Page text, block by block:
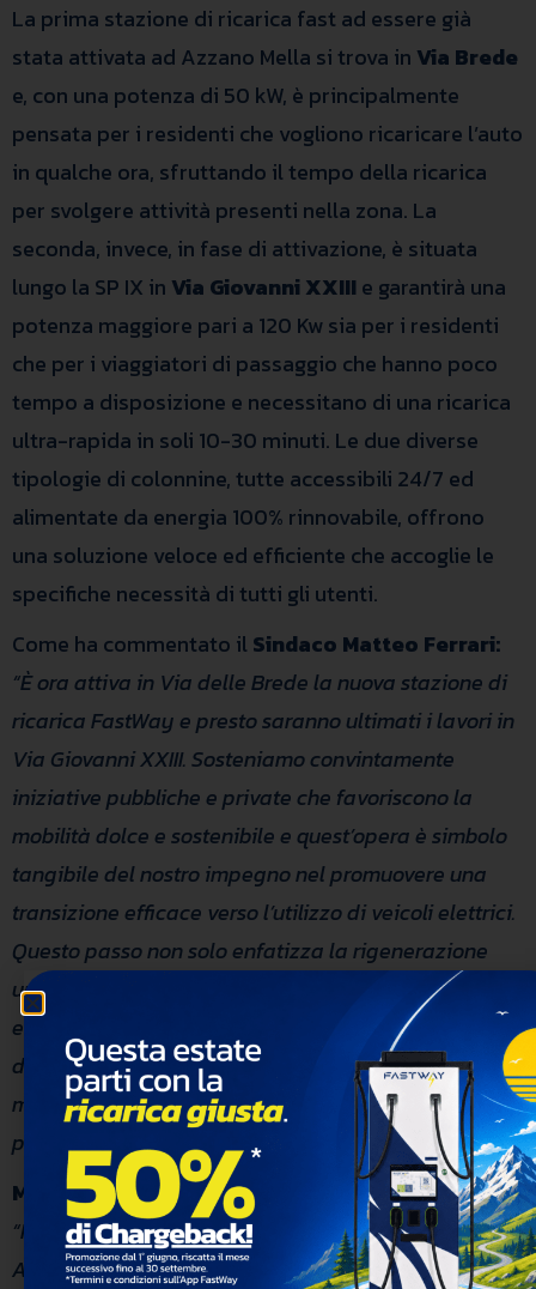
La prima stazione di ricarica fast ad essere già
stata attivata ad Azzano Mella si trova in Via Brede
e, con una potenza di 50 kW, è principalmente
pensata per i residenti che vogliono ricaricare l’auto
in qualche ora, sfruttando il tempo della ricarica
per svolgere attività presenti nella zona. La
seconda, invece, in fase di attivazione, è situata
lungo la SP IX in Via Giovanni XXIII e garantirà una
potenza maggiore pari a 120 Kw sia per i residenti
che per i viaggiatori di passaggio che hanno poco
tempo a disposizione e necessitano di una ricarica
ultra-rapida in soli 10-30 minuti. Le due diverse
tipologie di colonnine, tutte accessibili 24/7 ed
alimentate da energia 100% rinnovabile, offrono
una soluzione veloce ed efficiente che accoglie le
specifiche necessità di tutti gli utenti.
Come ha commentato il Sindaco Matteo Ferrari:
“È ora attiva in Via delle Brede la nuova stazione di
ricarica FastWay e presto saranno ultimati i lavori in
Via Giovanni XXIII. Sosteniamo convintamente
iniziative pubbliche e private che favoriscono la
mobilità dolce e sostenibile e quest’opera è simbolo
tangibile del nostro impegno nel promuovere una
transizione efficace verso l’utilizzo di veicoli elettrici.
Questo passo non solo enfatizza la rigenerazione
urbana e l’uso responsabile del territorio, ma
evidenzia anche la tempestività nella realizzazione
di questo servizio.Siamo determinati ad adottare
misure concrete per un futuro più verde e sostenibile
per tutti.”
Massimo Trioni , CTO di FastWay, ha aggiunto:
“Ringraziamo vivamente l’Amministrazione di
Azzano Mella, che ci ha dato fiducia fin da subito e